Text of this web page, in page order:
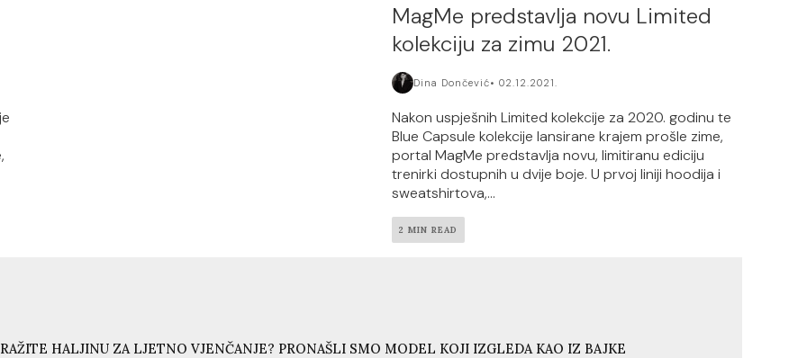
MagMe predstavlja novu Limited
kolekciju za zimu 2021.
Dina Dončević 02.12.2021.
Nakon uspješnih Limited kolekcije za 2020. godinu te
Blue Capsule kolekcije lansirane krajem prošle zime,
portal MagMe predstavlja novu, limitiranu ediciju
trenirki dostupnih u dvije boje. U prvoj liniji hoodija i
sweatshirtova,...
2 MIN READ
HALJINU ZA LJETNO VJENČANJE? PRONAŠLI SMO MODEL KOJI IZGLEDA KAO IZ BAJKE